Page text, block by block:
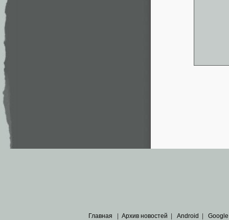
Главная Архив новостей Android Google